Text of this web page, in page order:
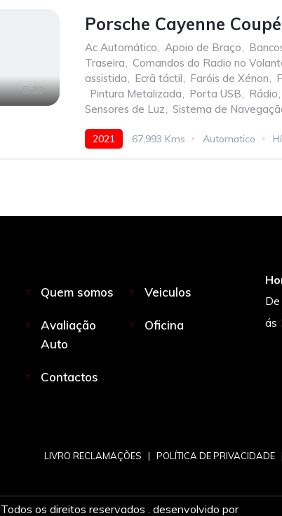
33
Porsche Cayenne Coupé
Ac Automático, Apoio de Braço,
Traseira, Comandos do Radio no
assistida, Ecrã táctil, Faróis de Xénon,
Pintura Metalizada, Porta USB, Rádio,
Sensores de Luz, Sistema de
2021 67,993 Kms Automatico
Quem somos Veiculos
Avaliação
Auto
Oficina
Contactos
De
ás
LIVRO RECLAMAÇÕES | POLÍTICA DE PRIVACIDADE
os direitos reservados . desenvolvido por